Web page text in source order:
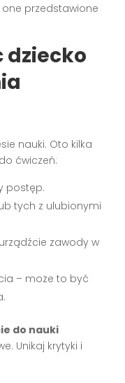
przedstawione
nauki. Oto kilka
ćwiczeń:
postęp.
tych z ulubionymi
zawody w
– może to być
do nauki
Unikaj krytyki i